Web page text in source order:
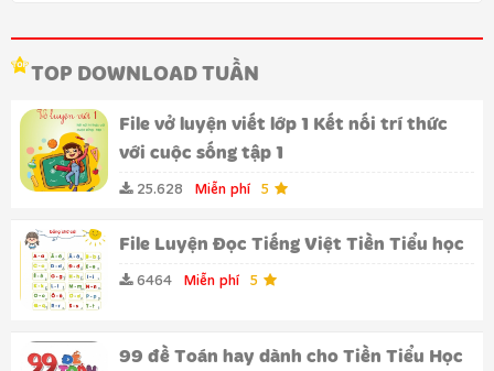
TOP DOWNLOAD TUẦN
File vở luyện viết lớp 1 Kết nối trí thức
với cuộc sống tập 1
25.628 Miễn phí 5
File Luyện Đọc Tiếng Việt Tiền Tiểu học
6464 Miễn phí 5
99 đề Toán hay dành cho Tiền Tiểu Học